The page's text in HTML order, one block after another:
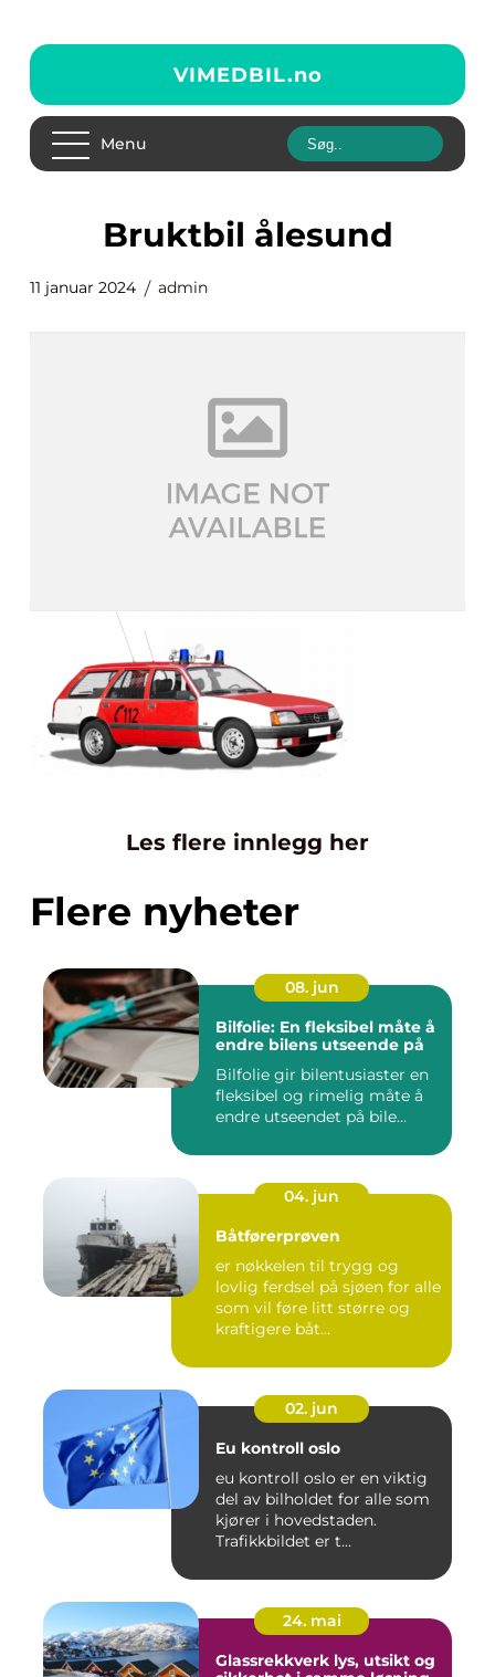
VIMEDBIL.no
Menu
bruktbil ålesund
11 januar 2024 admin
Les flere innlegg her
Flere nyheter
08. jun
Bilfolie: En fleksibel måte å
endre bilens utseende på
Bilfolie gir bilentusiaster en
fleksibel og rimelig måte å
endre utseendet på bile...
04. jun
Båtførerprøven
er nøkkelen til trygg og
lovlig ferdsel på sjøen for alle
som vil føre litt større og
kraftigere båt...
02. jun
Eu kontroll oslo
eu kontroll oslo er en viktig
del av bilholdet for alle som
kjører i hovedstaden.
Trafikkbildet er t...
24. mai
Glassrekkverk lys, utsikt og